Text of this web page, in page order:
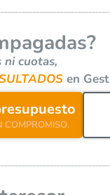
ni cuotas,
en
COMPROMISO.